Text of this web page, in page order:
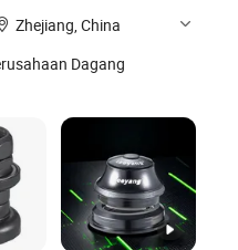
Zhejiang, China
Dagang